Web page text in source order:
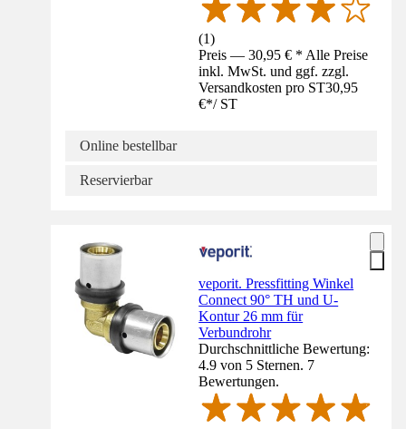
(1)
Preis — 30,95 € * Alle Preise
inkl. MwSt. und ggf. zzgl.
Versandkosten pro ST30,95
€*/ ST
Online bestellbar
Reservierbar
veporit. Pressfitting Winkel
Connect 90° TH und U-
Kontur 26 mm für
Verbundrohr
Durchschnittliche Bewertung:
4.9 von 5 Sternen. 7
Bewertungen.